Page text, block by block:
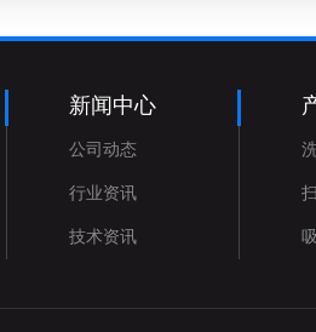
新闻中心
公司动态
行业资讯
技术资讯